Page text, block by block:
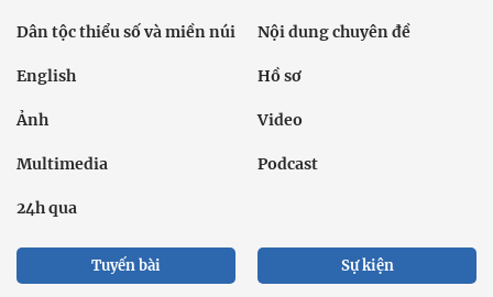
Dân tộc thiểu số và miền núi Nội dung chuyên đề
English Hồ sơ
Ảnh Video
Multimedia Podcast
24h qua
Tuyến bài Sự kiện